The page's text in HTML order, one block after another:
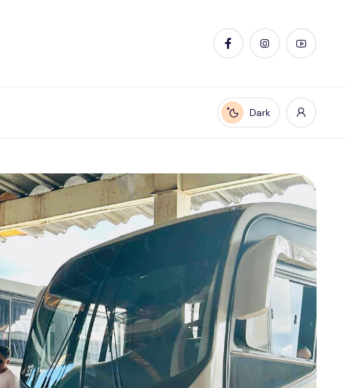
Enable dark mode
Dark